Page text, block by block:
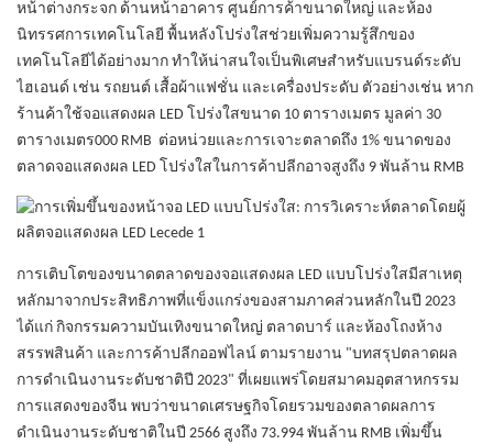
หน้าต่างกระจก ด้านหน้าอาคาร ศูนย์การค้าขนาดใหญ่ และห้อง
นิทรรศการเทคโนโลยี พื้นหลังโปร่งใสช่วยเพิ่มความรู้สึกของ
เทคโนโลยีได้อย่างมาก ทำให้น่าสนใจเป็นพิเศษสำหรับแบรนด์ระดับ
ไฮเอนด์ เช่น รถยนต์ เสื้อผ้าแฟชั่น และเครื่องประดับ ตัวอย่างเช่น หาก
ร้านค้าใช้จอแสดงผล LED โปร่งใสขนาด 10 ตารางเมตร มูลค่า 30
ตารางเมตร000 RMB ต่อหน่วยและการเจาะตลาดถึง 1% ขนาดของ
ตลาดจอแสดงผล LED โปร่งใสในการค้าปลีกอาจสูงถึง 9 พันล้าน RMB
การเติบโตของขนาดตลาดของจอแสดงผล LED แบบโปร่งใสมีสาเหตุ
หลักมาจากประสิทธิภาพที่แข็งแกร่งของสามภาคส่วนหลักในปี 2023
ได้แก่ กิจกรรมความบันเทิงขนาดใหญ่ ตลาดบาร์ และห้องโถงห้าง
สรรพสินค้า และการค้าปลีกออฟไลน์ ตามรายงาน "บทสรุปตลาดผล
การดำเนินงานระดับชาติปี 2023" ที่เผยแพร่โดยสมาคมอุตสาหกรรม
การแสดงของจีน พบว่าขนาดเศรษฐกิจโดยรวมของตลาดผลการ
ดำเนินงานระดับชาติในปี 2566 สูงถึง 73.994 พันล้าน RMB เพิ่มขึ้น